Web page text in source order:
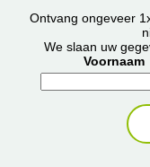
Ontvang ongeveer
We slaan uw
Voornaam